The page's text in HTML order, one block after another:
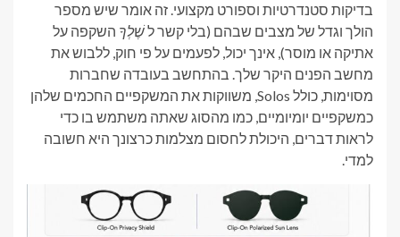
בדיקות סטנדרטיות וספורט מקצועי. זה אומר שיש מספר
הולך וגדל של מצבים שבהם (בלי קשר לשֶׁלְךָ השקפה על
אתיקה או מוסר), אינך יכול, לפעמים על פי חוק, ללבוש את
מחשב הפנים היקר שלך. בהתחשב בעובדה שחברות
מסוימות, כולל Solos, משווקות את המשקפיים החכמים שלהן
כמשקפיים יומיומיים, כמו מהסוג שאתה משתמש בו כדי
לראות דברים, היכולת לחסום מצלמות כרצונך היא חשובה
למדי.